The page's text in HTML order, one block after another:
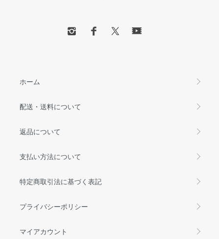
ホーム
配送・送料について
返品について
支払い方法について
特定商取引法に基づく表記
プライバシーポリシー
マイアカウント